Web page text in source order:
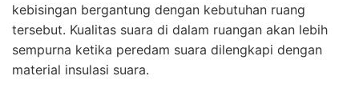
kebisingan bergantung dengan kebutuhan ruang
tersebut. Kualitas suara di dalam ruangan akan lebih
sempurna ketika peredam suara dilengkapi dengan
material insulasi suara.